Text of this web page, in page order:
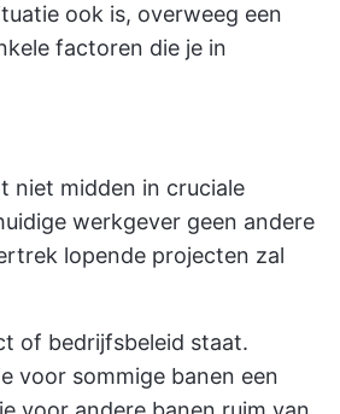
ook is, overweeg een
factoren die je in
niet midden in cruciale
werkgever geen andere
lopende projecten zal
of bedrijfsbeleid staat.
voor sommige banen een